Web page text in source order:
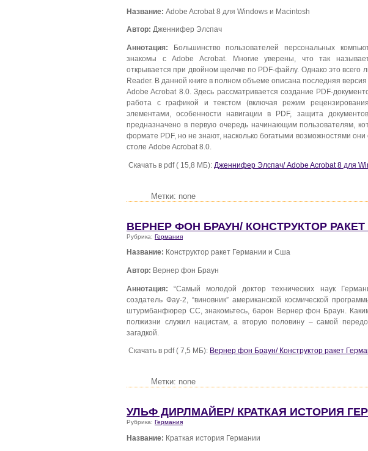
Название: Adobe Acrobat 8 для Windows и Macintosh
Автор: Дженнифер Элспач
Аннотация: Большинство пользователей персональных
знакомы с Adobe Acrobat. Многие уверены, что так
открывается при двойном щелчке по PDF-файлу. Однако это всего
Reader. В данной книге в полном объеме описана последняя
Adobe Acrobat 8.0. Здесь рассматривается создание PDF-
работа с графикой и текстом (включая режим
элементами, особенности навигации в PDF, защита
предназначено в первую очередь начинающим пользователям,
формате PDF, но не знают, насколько богатыми возможностями
столе Adobe Acrobat 8.0.
Скачать в pdf ( 15,8 МБ): Дженнифер Элспач/ Adobe Acrobat 8 для
Метки: none
ВЕРНЕР ФОН БРАУН/ КОНСТРУКТОР
Рубрика: Германия
Название: Конструктор ракет Германии и Cша
Автор: Вернер фон Браун
Аннотация: “Самый молодой доктор технических наук
создатель Фау-2, “виновник” американской космической
штурмбанфюрер СС, знакомьтесь, барон Вернер фон Браун.
полжизни служил нацистам, а вторую половину – самой
загадкой.
Скачать в pdf ( 7,5 МБ): Вернер фон Браун/ Конструктор ракет
Метки: none
УЛЬФ ДИРЛМАЙЕР/ КРАТКАЯ ИСТОРИЯ
Рубрика: Германия
Название: Краткая история Германии